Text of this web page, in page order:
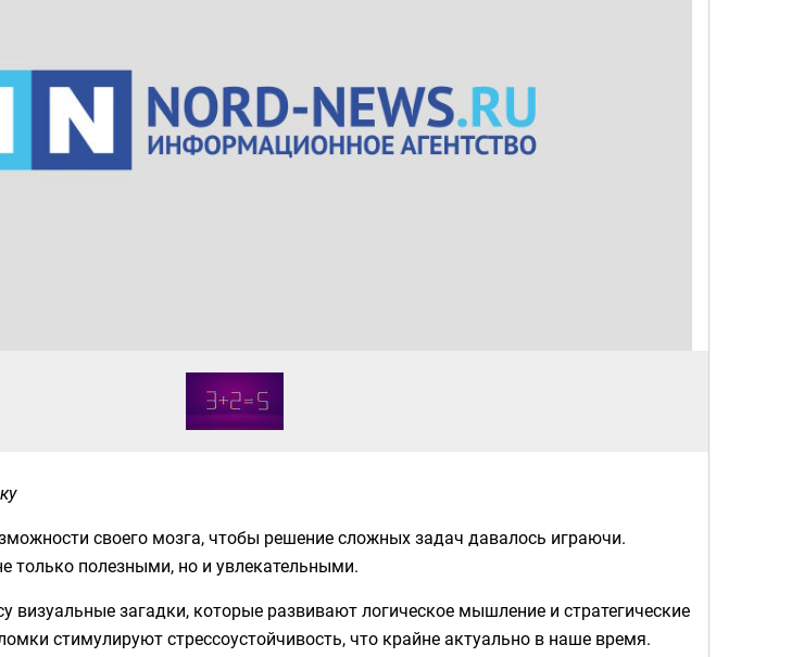
своего мозга, чтобы решение сложных задач давалось играючи.
только полезными, но и увлекательными.
визуальные загадки, которые развивают логическое мышление и стратегические
стимулируют стрессоустойчивость, что крайне актуально в наше время.